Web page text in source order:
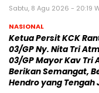
Sabtu, 8 Agu 2026 - 20:19
NASIONAL
Ketua Persit KCK
03/GP Ny. Nita Tri
03/GP Mayor Kav Tri
Berikan Semangat,
Hendro yang